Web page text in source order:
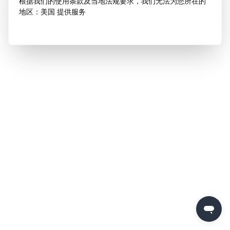
地区：美国 提供服务